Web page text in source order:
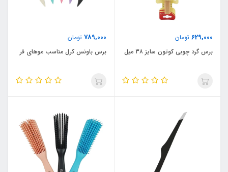
629,000 تومان
برس گرد چوبی کوتون سایز ۳۸ میل
789,000 تومان
برس باونس کرل مناسب موهای فر